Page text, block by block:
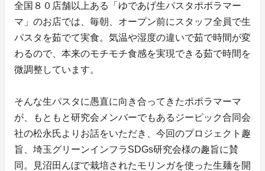
全国８０店舗以上ある「ゆであげ生パスタポポラマー
マ」のお店では、毎朝、オープン前にスタッフ全員で生
パスタを茹でて実食。気温や湿度の違いで茹で時間が変
わるので、本来のモチモチ食感を実現できる茹で時間を
微調整しています。
そんな生パスタに愚直に向き合ってきたポポラマーマ
が、もともと研究会メンバーでもあるジーピック合同会
社の松永氏よりお話をいただき、今回のプロジェクト趣
旨、埼玉グリーンインフラSDGs研究会様の趣旨に賛
同。見沼田んぼで栽培されたモリンガを使った生麺を開